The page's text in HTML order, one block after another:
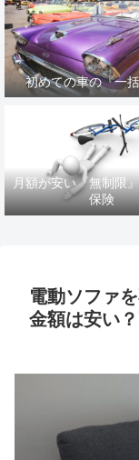
初めての車の『一
月額が安い『無制限
保険
電動ソファ
金額は安い